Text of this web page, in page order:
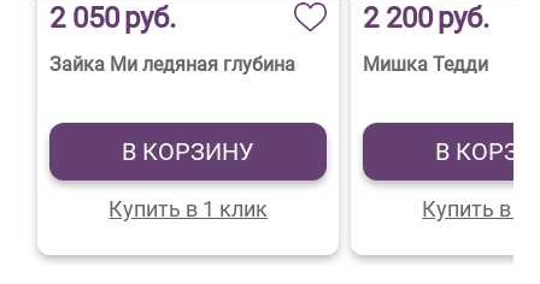
2 050руб.
Зайка Ми ледяная глубина
В КОРЗИНУ
Купить в 1 клик
2 200руб.
Мишка Тедди
В
Купить в 1